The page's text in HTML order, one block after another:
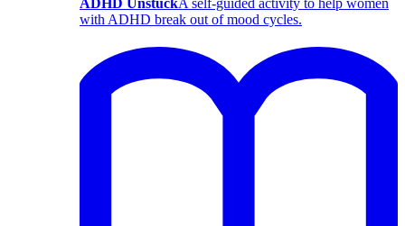
ADHD UnstuckA self-guided activity to help women
with ADHD break out of mood cycles.